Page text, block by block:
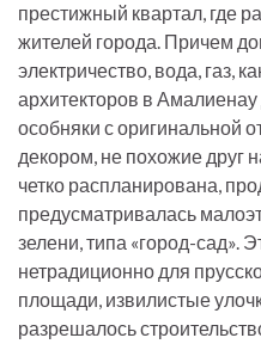
престижный квартал, где
жителей города. Причем
электричество, вода, газ,
архитекторов в
особняки с оригинальной
декором, не похожие друг
четко распланирована,
предусматривалась
зелени, типа «город-сад».
нетрадиционно для
площади, извилистые
разрешалось